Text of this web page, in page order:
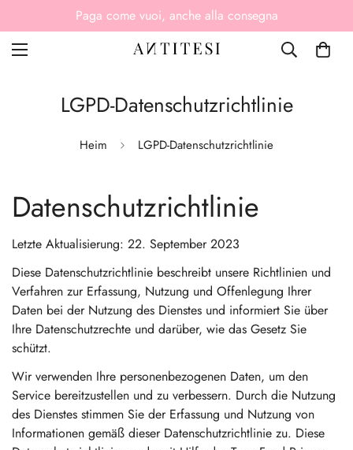
Paga come vuoi, anche alla consegna
LGPD-Datenschutzrichtlinie
Heim LGPD-Datenschutzrichtlinie
Datenschutzrichtlinie
Letzte Aktualisierung: 22. September 2023
Diese Datenschutzrichtlinie beschreibt unsere Richtlinien und
Verfahren zur Erfassung, Nutzung und Offenlegung Ihrer
Daten bei der Nutzung des Dienstes und informiert Sie über
Ihre Datenschutzrechte und darüber, wie das Gesetz Sie
schützt.
Wir verwenden Ihre personenbezogenen Daten, um den
Service bereitzustellen und zu verbessern. Durch die Nutzung
des Dienstes stimmen Sie der Erfassung und Nutzung von
Informationen gemäß dieser Datenschutzrichtlinie zu. Diese